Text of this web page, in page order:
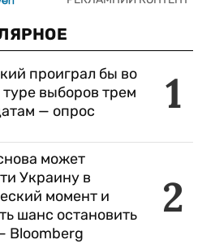
1
проиграл бы во
выборов трем
— опрос
2
может
Украину в
момент и
шанс остановить
Bloomberg